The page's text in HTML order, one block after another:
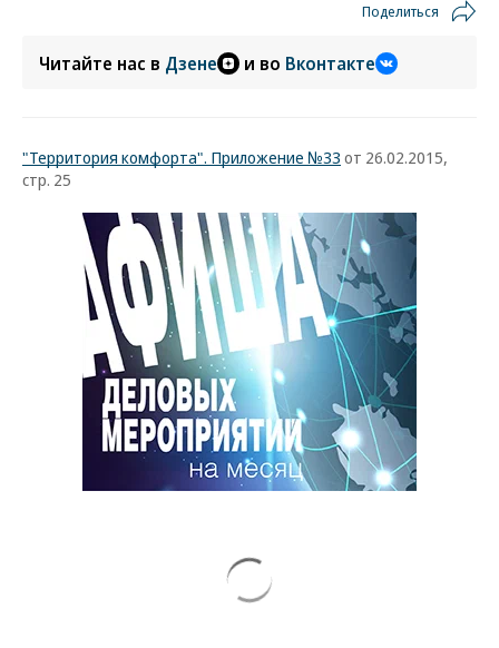
Поделиться
Читайте нас в Дзене и во Вконтакте
"Территория комфорта". Приложение №33 от 26.02.2015,
стр. 25